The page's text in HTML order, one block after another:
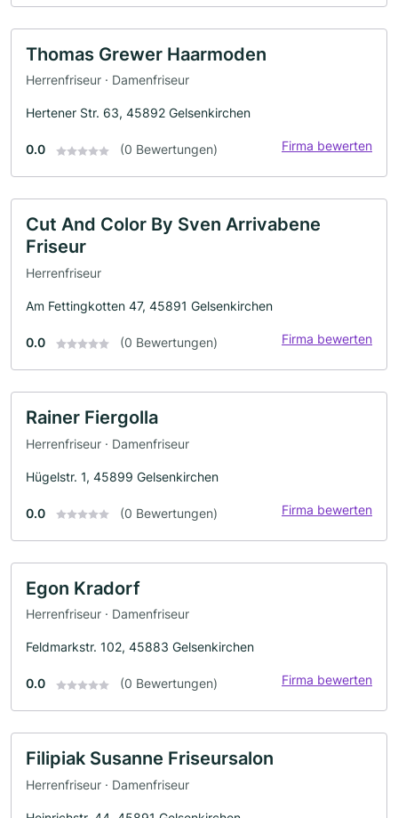
Thomas Grewer Haarmoden
Herrenfriseur · Damenfriseur
Hertener Str. 63, 45892 Gelsenkirchen
0.0 (0 Bewertungen) Firma bewerten
Cut And Color By Sven Arrivabene
Friseur
Herrenfriseur
Am Fettingkotten 47, 45891 Gelsenkirchen
0.0 (0 Bewertungen) Firma bewerten
Rainer Fiergolla
Herrenfriseur · Damenfriseur
Hügelstr. 1, 45899 Gelsenkirchen
0.0 (0 Bewertungen) Firma bewerten
Egon Kradorf
Herrenfriseur · Damenfriseur
Feldmarkstr. 102, 45883 Gelsenkirchen
0.0 (0 Bewertungen) Firma bewerten
Filipiak Susanne Friseursalon
Herrenfriseur · Damenfriseur